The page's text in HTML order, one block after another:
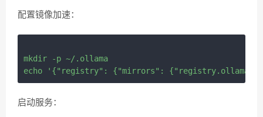
配置镜像加速：
mkdir -p ~/.ollama
启动服务：